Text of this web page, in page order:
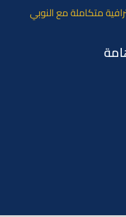
متكاملة مع النوبي